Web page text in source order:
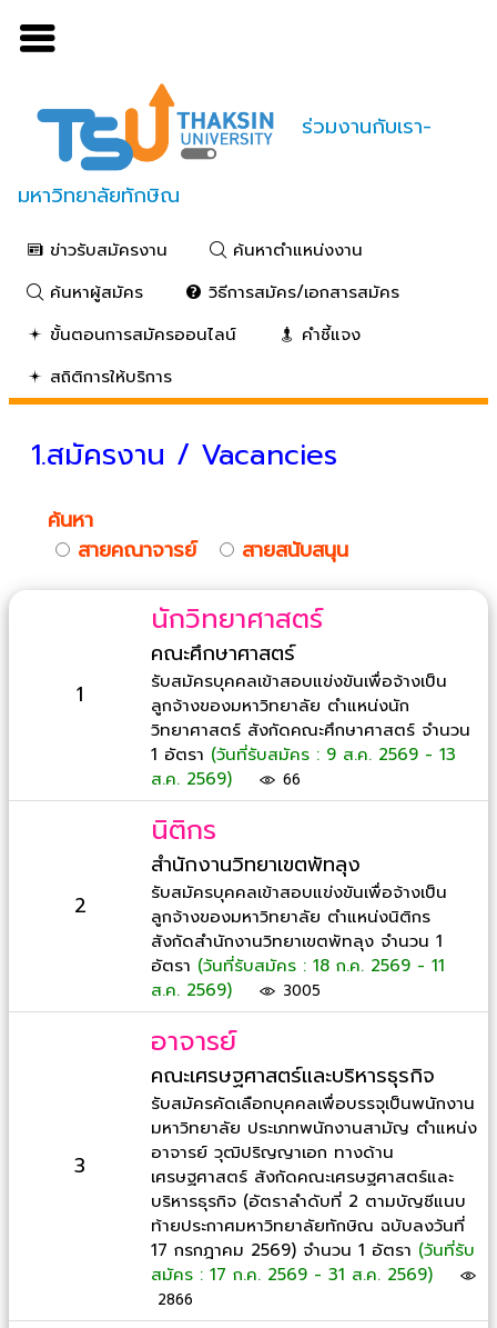
ร่วมงานกับเรา-
มหาวิทยาลัยทักษิณ
ข่าวรับสมัครงาน
ค้นหาตำแหน่งงาน
ค้นหาผู้สมัคร
วิธีการสมัคร/เอกสารสมัคร
ขั้นตอนการสมัครออนไลน์
คำชี้แจง
สถิติการให้บริการ
1.สมัครงาน / Vacancies
ค้นหา
สายคณาจารย์
สายสนับสนุน
1
นักวิทยาศาสตร์
คณะศึกษาศาสตร์
รับสมัครบุคคลเข้าสอบแข่งขันเพื่อจ้างเป็น
ลูกจ้างของมหาวิทยาลัย ตำแหน่งนัก
วิทยาศาสตร์ สังกัดคณะศึกษาศาสตร์ จำนวน
1 อัตรา (วันที่รับสมัคร : 9 ส.ค. 2569 - 13
ส.ค. 2569)
66
2
นิติกร
สำนักงานวิทยาเขตพัทลุง
รับสมัครบุคคลเข้าสอบแข่งขันเพื่อจ้างเป็น
ลูกจ้างของมหาวิทยาลัย ตำแหน่งนิติกร
สังกัดสำนักงานวิทยาเขตพัทลุง จำนวน 1
อัตรา (วันที่รับสมัคร : 18 ก.ค. 2569 - 11
ส.ค. 2569)
3005
3
อาจารย์
คณะเศรษฐศาสตร์และบริหารธุรกิจ
รับสมัครคัดเลือกบุคคลเพื่อบรรจุเป็นพนักงาน
มหาวิทยาลัย ประเภทพนักงานสามัญ ตำแหน่ง
อาจารย์ วุฒิปริญญาเอก ทางด้าน
เศรษฐศาสตร์ สังกัดคณะเศรษฐศาสตร์และ
บริหารธุรกิจ (อัตราลำดับที่ 2 ตามบัญชีแนบ
ท้ายประกาศมหาวิทยาลัยทักษิณ ฉบับลงวันที่
17 กรกฎาคม 2569) จำนวน 1 อัตรา (วันที่รับ
สมัคร : 17 ก.ค. 2569 - 31 ส.ค. 2569)
2866